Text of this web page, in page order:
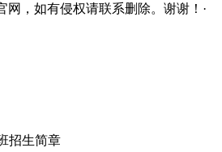
，如有侵权请联系删除。谢谢！·